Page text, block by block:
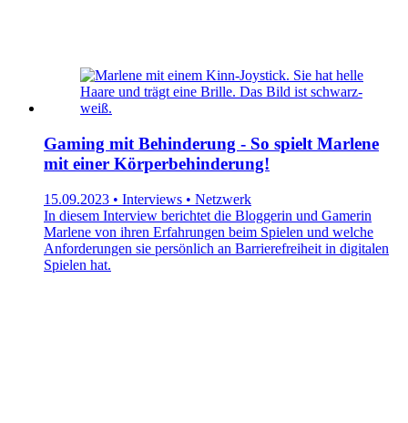
Gaming mit Behinderung - So spielt Marlene
mit einer Körperbehinderung!
15.09.2023 • Interviews • Netzwerk
In diesem Interview berichtet die Bloggerin und Gamerin
Marlene von ihren Erfahrungen beim Spielen und welche
Anforderungen sie persönlich an Barrierefreiheit in digitalen
Spielen hat.